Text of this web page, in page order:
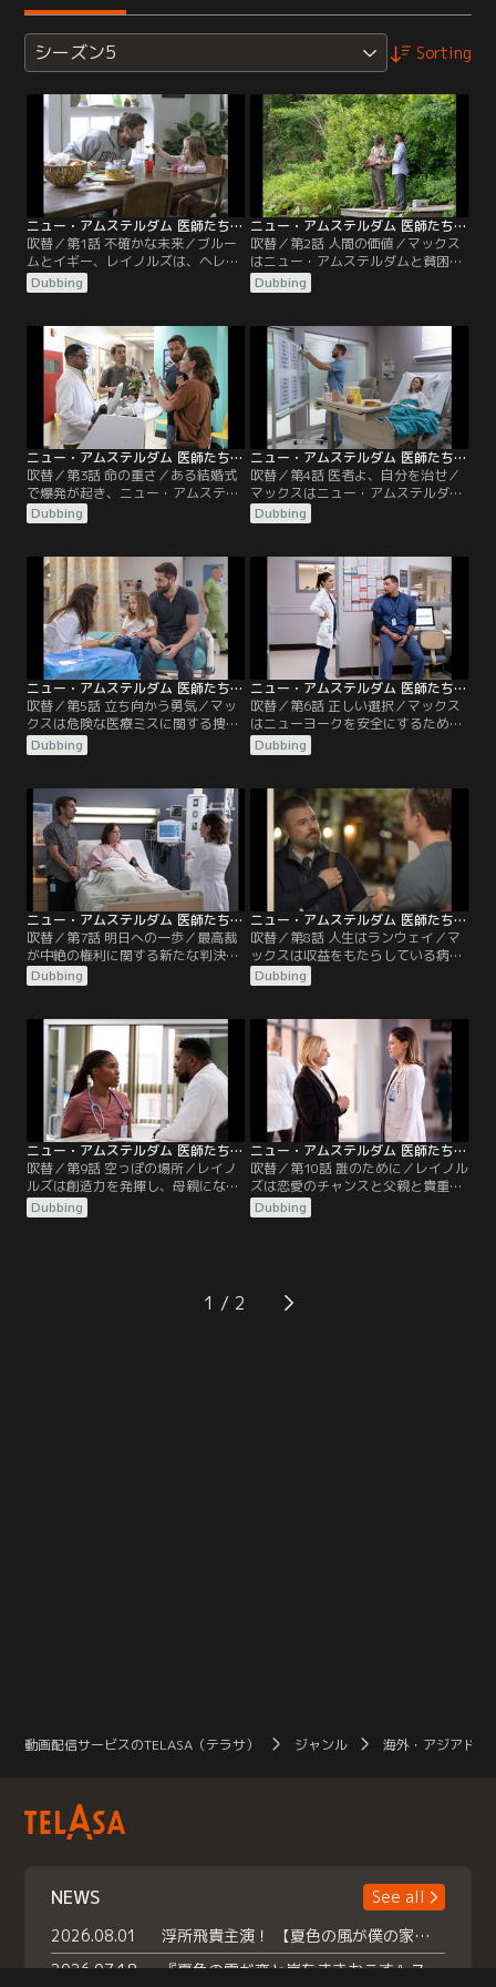
シーズン5 Sorting
ニュー・アムステルダム 医師たちのカルテ シーズン5 第01話／吹替
吹替／第1話 不確かな未来／ブルー
ムとイギー、レイノルズは、ヘレン
の決断により傷ついた心と向き合う
マックスのもとに集まる。ブルーム
かされることに。レイノルズとワイ
ルダーは、ターミナル期の患児がボ
リウッド・ミュージカルの「主役に
なる」という夢を叶える手助けをす
Dubbing
ニュー・アムステルダム 医師たちのカルテ シーズン5 第02話／吹替
吹替／第2話 人間の価値／マックス
はニュー・アムステルダムと貧困に
苦しむ患者たちの両方を救うため、
大胆で新しい経費削減プログラムを
手術を拒む患者の決断に悩まされ
る。レイノルズは父親の行動につい
て重要なことに気づく。イギーはオ
ンラインデートに挑戦する。
Dubbing
ニュー・アムステルダム 医師たちのカルテ シーズン5 第03話／吹替
吹替／第3話 命の重さ／ある結婚式
で爆発が起き、ニュー・アムステル
ダムには負傷した宴の参加者たちが
次々と運ばれてくる。マックスとワ
な血液型の血液を求めて奔走する一
方、レイノルズとブルームは、奇妙
なケガを負った夫婦の治療にあた
る。イギーはある少女が緊張病の症
状を脱する手助けをする中で、その
結婚式の真相を知る。
Dubbing
ニュー・アムステルダム 医師たちのカルテ シーズン5 第04話／吹替
吹替／第4話 医者よ、自分を治せ／
マックスはニュー・アムステルダム
の職員たちに、その日1日自分自身
の健康管理をするよう命じ、思いも
Dubbing
ニュー・アムステルダム 医師たちのカルテ シーズン5 第05話／吹替
吹替／第5話 立ち向かう勇気／マッ
クスは危険な医療ミスに関する捜査
の対象となった看護師を何とか救お
うとする。レイノルズは、あるアパ
の一団を救うために一肌脱ぐ。ブル
ームは妹に衝撃的な事実を打ち明け
る。
Dubbing
ニュー・アムステルダム 医師たちのカルテ シーズン5 第06話／吹替
吹替／第6話 正しい選択／マックス
はニューヨークを安全にするための
ミッションに挑む。イギーは耳が聞
こえずコミュニケーションを取るこ
けする。
Dubbing
ニュー・アムステルダム 医師たちのカルテ シーズン5 第07話／吹替
吹替／第7話 明日への一歩／最高裁
が中絶の権利に関する新たな判決を
下し、ニュー・アムステルダム病院
のスタッフは、その余波への対応に
いで命を落としかねない女性に助言
し、マックスはブラントリーの要望
で、州外にいる患者たちが医療を受
けられる方策を模索。ブルームはレ
イノルズにある重大な事実を打ち明
ける。
Dubbing
ニュー・アムステルダム 医師たちのカルテ シーズン5 第08話／吹替
吹替／第8話 人生はランウェイ／マ
ックスは収益をもたらしている病院
の部署に深刻な法的問題があること
を知る。イギーは清掃員にこの世の
発見する。レイノルズはとてもイン
スピレーショナルな患者を治療し、
父親のために計画を立てる。ワイル
ダーは若い患者から診断の際に結論
を急がないよう教えられる。
Dubbing
ニュー・アムステルダム 医師たちのカルテ シーズン5 第09話／吹替
吹替／第9話 空っぽの場所／レイノ
ルズは創造力を発揮し、母親になろ
うともがいている女性を助ける。マ
ックスは意を決しワイルダーとの関
ティンの件で、ある決断に至る。
Dubbing
ニュー・アムステルダム 医師たちのカルテ シーズン5 第10話／吹替
吹替／第10話 誰のために／レイノル
ズは恋愛のチャンスと父親と貴重な
時間を過ごすチャンスとの間で板挟
みになる。ブルームは自分の行動が
ターンを助ける。 ワイルダー医師
は、自分のコミュニティを取るか仕
Dubbing
1
動画配信サービスのTELASA（テラサ） ジャンル 海外・アジアドラ
NEWS
See all
2026.08.01
浮所飛貴主演！ 【夏色の風が僕の家にやってきた】 本日よりテラサで独占配信スタート！
2026.07.18
『夏色の雲が恋と嵐をまきおこす』スペシャルメイキング 【Part1】2026年７月18日（土）23時30分～配信スタート！話題のシーンの裏側を大公開！豪華キャスト大集合！ 『武宮家 真夏の家族会議』開催！